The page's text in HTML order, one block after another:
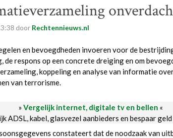
door Rechtennieuws.nl
en bevoegdheden invoeren voor de
respons op een concrete dreiging en om
koppeling en analyse van informatie
van terrorisme.
» Vergelijk internet, digitale tv en bellen «
ADSL, kabel, glasvezel aanbieders en bespaar
constateert dat de noodzaak van